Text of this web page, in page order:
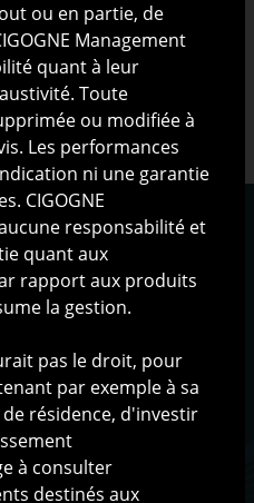
ou en partie, de
Management
quant à leur
Toute
ou modifiée à
Les performances
ni une garantie
CIGOGNE
responsabilité et
quant aux
rapport aux produits
la gestion.
pas le droit, pour
par exemple à sa
résidence, d'investir
à consulter
destinés aux